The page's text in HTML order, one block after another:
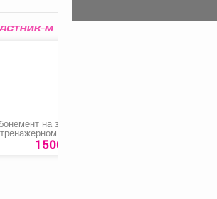
на занятия
зале
детей до 18 лет
1500 руб.